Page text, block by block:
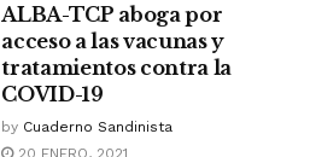
ALBA-TCP aboga por
acceso a las vacunas y
tratamientos contra la
COVID-19
by Cuaderno Sandinista
20 ENERO, 2021